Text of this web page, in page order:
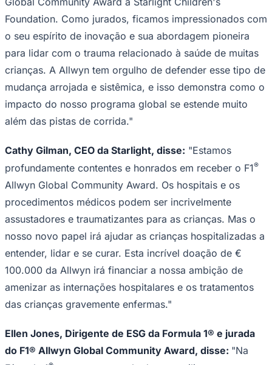
Goiás
o seu espírito de inovação e sua abordagem pioneira
para lidar com o trauma relacionado à saúde de muitas
crianças. A Allwyn tem orgulho de defender esse tipo de
mudança arrojada e sistêmica, e isso demonstra como o
impacto do nosso programa global se estende muito
além das pistas de corrida."
Cathy Gilman, CEO da Starlight, disse:
Allwyn Global Community Award. Os hospitais e os
procedimentos médicos podem ser incrivelmente
assustadores e traumatizantes para as crianças. Mas o
nosso novo papel irá ajudar as crianças hospitalizadas a
entender, lidar e se curar. Esta incrível doação de €
100.000 da Allwyn irá financiar a nossa ambição de
amenizar as internações hospitalares e os tratamentos
das crianças gravemente enfermas."
Ellen Jones, Dirigente de ESG da Formula 1® e jurada
Fórmula 1®, estamos empenhados em utilizar a nossa
plataforma para impulsionar mudanças transformadoras